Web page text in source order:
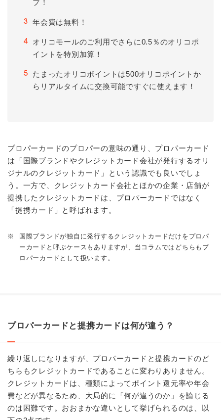
プ！
3 年会費は無料！
4
オリコモールのご利用でさらに0.5％のオリコポ
イントを特別加算！
5
たまったオリコポイントは500オリコポイントか
らリアルタイムに交換可能ですぐに使えます！
プロパーカードのプロパーの意味の通り、プロパーカード
は「国際ブランドやクレジットカード会社が発行するオリ
ジナルのクレジットカード」という認識でも良いでしょ
う。一方で、クレジットカード会社とほかの企業・店舗が
提携したクレジットカードは、プロパーカードではなく
「提携カード」と呼ばれます。
※
国際ブランドが独自に発行するクレジットカードだけをプロパ
ーカードと呼ぶケースもありますが、当コラムではどちらもプ
ロパーカードとして扱います。
プロパーカードと提携カードは何が違う？
繰り返しになりますが、プロパーカードと提携カードのど
ちらもクレジットカードであることに変わりありません。
クレジットカードは、種類によってポイント還元率や年会
費などが異なるため、大局的に「何が違うのか」を論じる
のは困難です。おおまかな違いとして挙げられるのは、以